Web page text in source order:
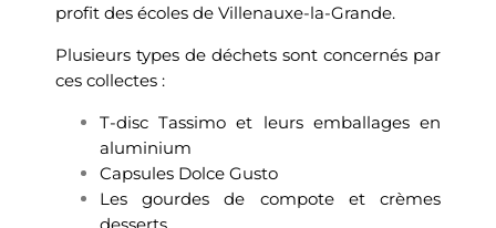
profit des écoles de Villenauxe-la-Grande.
Plusieurs types de déchets sont concernés par
ces collectes :
T-disc Tassimo et leurs emballages en
aluminium
Capsules Dolce Gusto
Les gourdes de compote et crèmes